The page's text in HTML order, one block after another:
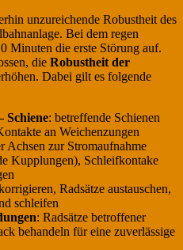
unzureichende Robustheit des
Bei dem regen
Minuten die erste Störung auf.
die Robustheit der
Dabei gilt es folgende
Schiene: betreffende Schienen
an Weichenzungen
Achsen zur Stromaufnahme
Kupplungen), Schleifkontake
Radsätze austauschen,
schleifen
: Radsätze betroffener
behandeln für eine zuverlässige